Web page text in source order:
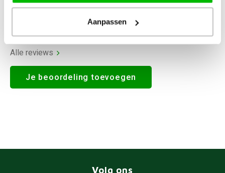
Aanpassen
Alle reviews
Je beoordeling toevoegen
Volg ons